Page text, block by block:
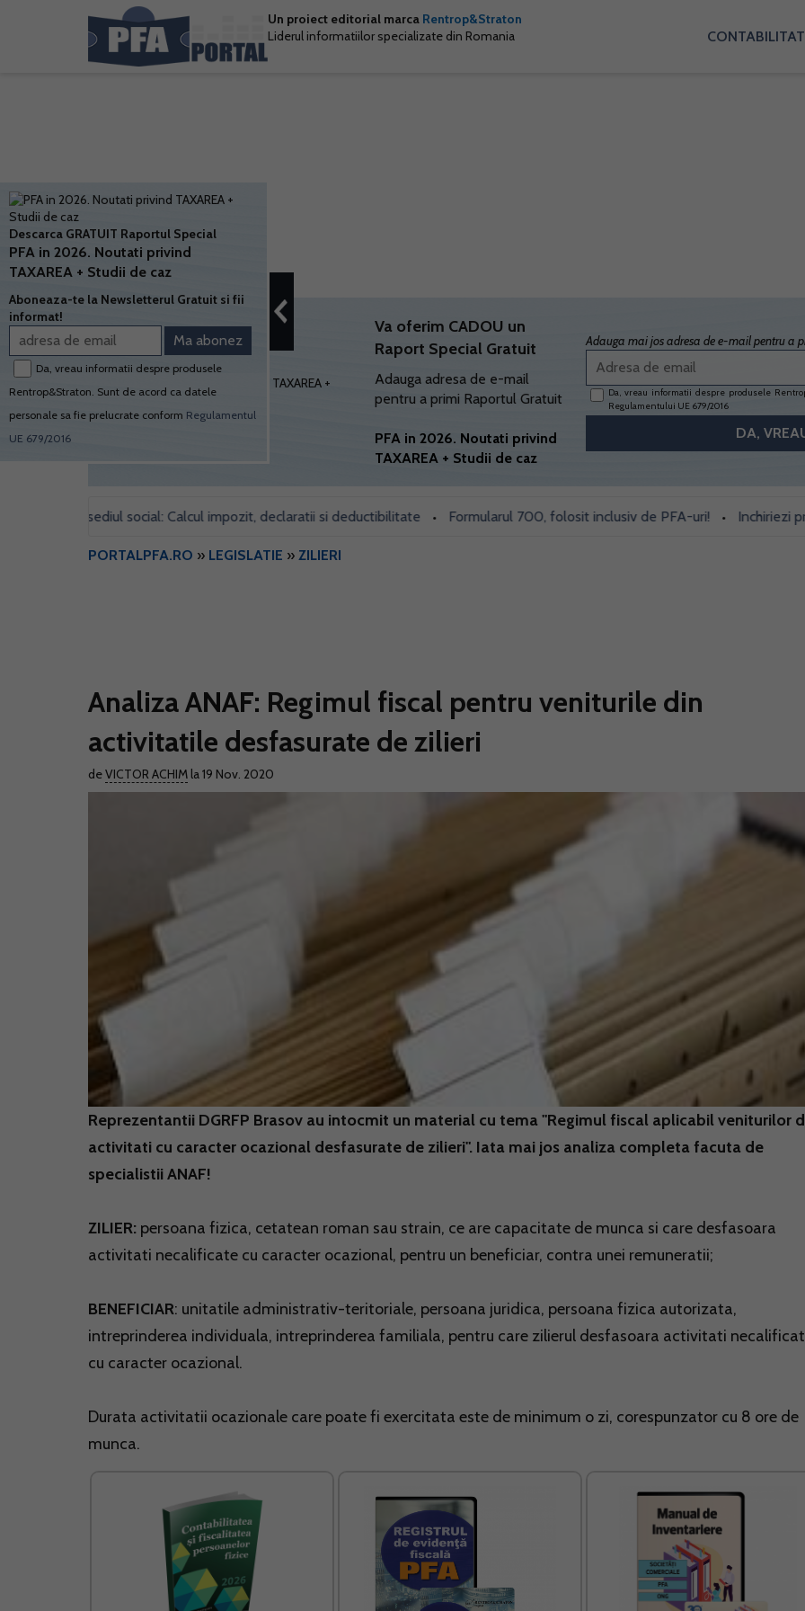
Un proiect editorial marca Rentrop&Straton
Liderul informatiilor specializate din Romania
Va oferim CADOU un
Raport Special Gratuit
Adauga adresa de e-mail
pentru a primi Raportul Gratuit
PFA in 2026. Noutati privind
TAXAREA + Studii de caz
Adauga mai jos adresa de e-mail pentru a
Da, vreau informatii despre produsele
Regulamentului UE 679/2016
sediul social: Calcul impozit, declaratii si deductibilitate • Formularul 700, folosit inclusiv de PFA-uri! • Inchiriezi prin
PORTALPFA.RO » LEGISLATIE » ZILIERI
Analiza ANAF: Regimul fiscal pentru veniturile din
activitatile desfasurate de zilieri
deVICTOR ACHIM la 19 Nov. 2020
Reprezentantii DGRFP Brasov au intocmit un material cu tema "Regimul fiscal aplicabil veniturilor
activitati cu caracter ocazional desfasurate de zilieri". Iata mai jos analiza completa facuta de
specialistii ANAF!
ZILIER: persoana fizica, cetatean roman sau strain, ce are capacitate de munca si care desfasoara
activitati necalificate cu caracter ocazional, pentru un beneficiar, contra unei remuneratii;
BENEFICIAR: unitatile administrativ-teritoriale, persoana juridica, persoana fizica autorizata,
intreprinderea individuala, intreprinderea familiala, pentru care zilierul desfasoara activitati
cu caracter ocazional.
Durata activitatii ocazionale care poate fi exercitata este de minimum o zi, corespunzator cu 8 ore de
munca.
Descarca GRATUIT Raportul Special
PFA in 2026. Noutati privind
TAXAREA + Studii de caz
Aboneaza-te la Newsletterul Gratuit si fii
informat!
Da, vreau informatii despre produsele
Rentrop&Straton. Sunt de acord ca datele
personale sa fie prelucrate conform Regulamentul
UE 679/2016